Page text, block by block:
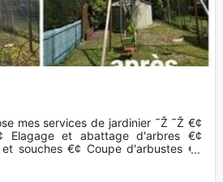
mes services de jardinier ˜Ž ˜Ž €¢
Elagage et abattage d'arbres €¢
souches €¢ Coupe d'arbustes €¢